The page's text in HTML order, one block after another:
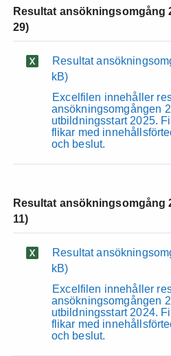
Resultat ansökningsomgång
29)
Resultat
kB)
Excelfilen innehåller
ansökningsomgången
utbildningsstart 2025.
flikar med
och beslut.
Resultat ansökningsomgång
11)
Resultat
kB)
Excelfilen innehåller
ansökningsomgången
utbildningsstart 2024.
flikar med
och beslut.